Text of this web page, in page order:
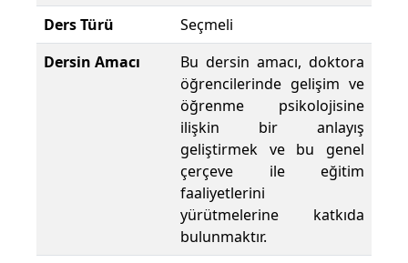
Ders Türü
Seçmeli
Dersin Amacı
Bu dersin amacı, doktora
öğrencilerinde gelişim ve
öğrenme psikolojisine
ilişkin bir anlayış
geliştirmek ve bu genel
çerçeve ile eğitim
faaliyetlerini
yürütmelerine katkıda
bulunmaktır.